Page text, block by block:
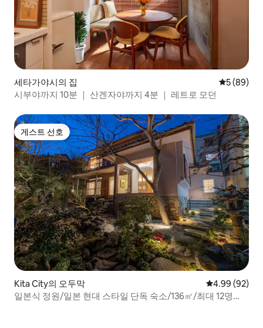
세타가야시의 집 평점 5점(5
5 (89)
시부야까지 10분 ｜ 산겐자야까지 4분 ｜ 레트로 모던
게스트 선호
게스트 선호
Kita City의 오두막 평점 4.99점(5
4.99 (92)
일본식 정원/일본 현대 스타일 단독 숙소/136㎡/최대 12명